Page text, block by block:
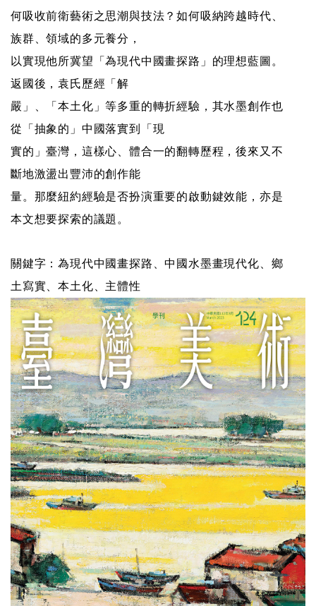
書
線
上
資
源
性
別
平
兒
購
物
E
n
g
l
i
s
h
網
站
導
覽
F
a
c
e
何吸收前衛藝術之思潮與技法？如何吸納跨越時代、
族群、領域的多元養分，
以實現他所冀望「為現代中國畫探路」的理想藍圖。
返國後，袁氏歷經「解
嚴」、「本土化」等多重的轉折經驗，其水墨創作也
從「抽象的」中國落實到「現
實的」臺灣，這樣心、體合一的翻轉歷程，後來又不
斷地激盪出豐沛的創作能
量。那麼紐約經驗是否扮演重要的啟動鍵效能，亦是
本文想要探索的議題。
關鍵字：為現代中國畫探路、中國水墨畫現代化、鄉
土寫實、本土化、主體性